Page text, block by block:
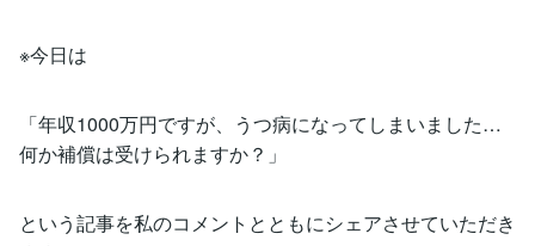
※今日は
「年収1000万円ですが、うつ病になってしまいました…
何か補償は受けられますか？」
という記事を私のコメントとともにシェアさせていただき